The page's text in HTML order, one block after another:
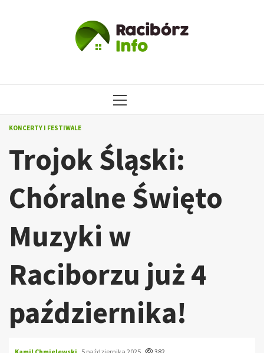
MENU
KONCERTY I FESTIWALE
Trojok Śląski:
Chóralne Święto
Muzyki w
Raciborzu już 4
października!